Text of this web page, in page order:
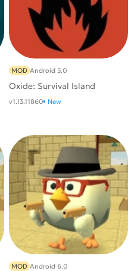
Oxide: Survival Island
MOD Android 5.0
v1.13.11860 New
MOD Android 6.0